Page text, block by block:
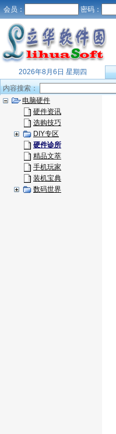
会员： 密码：
2026年8月6日 星期四
内容搜索：
电脑硬件
硬件资讯
选购技巧
DIY专区
硬件诊所
精品文萃
手机玩家
装机宝典
数码世界